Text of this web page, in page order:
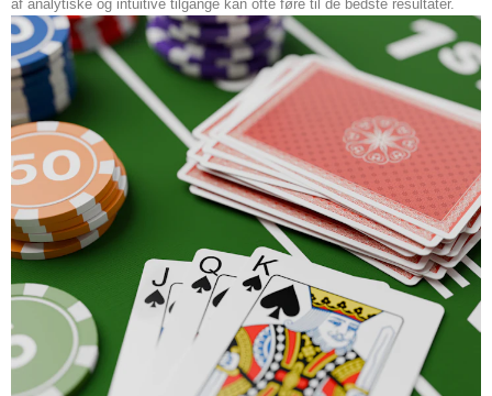
af analytiske og intuitive tilgange kan ofte føre til de bedste resultater.